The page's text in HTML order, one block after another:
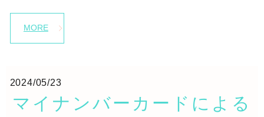
MORE
2024/05/23
マイナンバーカードによる